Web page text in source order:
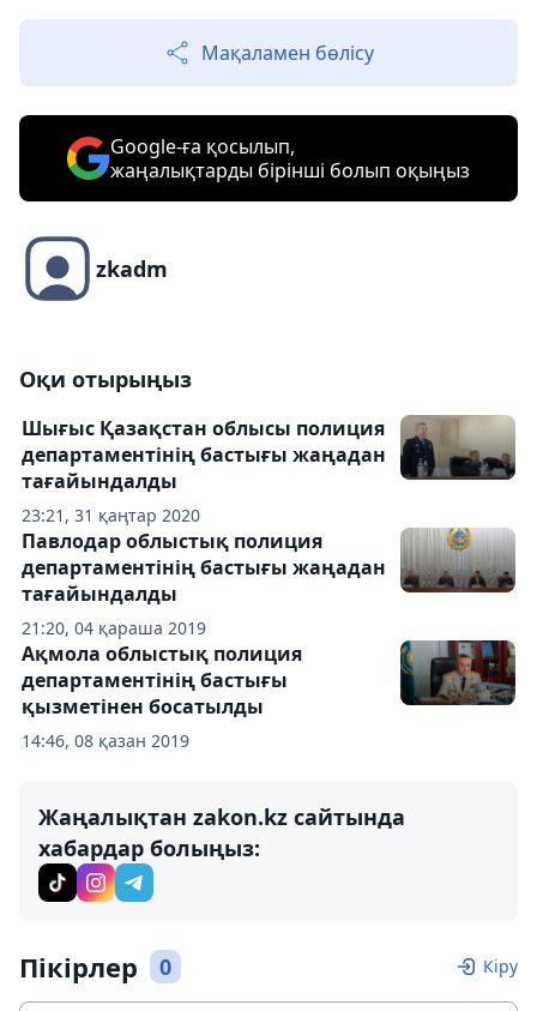
Мақаламен бөлісу
Google-ға қосылып,
жаңалықтарды бірінші болып оқыңыз
zkadm
Оқи отырыңыз
23:21, 31 қаңтар 2020
Шығыс Қазақстан облысы полиция
департаментінің бастығы жаңадан
тағайындалды
21:20, 04 қараша 2019
Павлодар облыстық полиция
департаментінің бастығы жаңадан
тағайындалды
14:46, 08 қазан 2019
Ақмола облыстық полиция
департаментінің бастығы
қызметінен босатылды
Жаңалықтан zakon.kz сайтында
хабардар болыңыз:
Пікірлер 0 Кіру